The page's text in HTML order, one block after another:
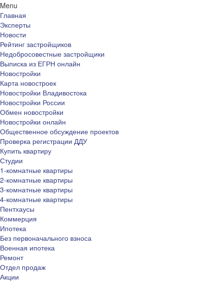
Menu
Главная
Эксперты
Новости
Рейтинг застройщиков
Недобросовестные застройщики
Выписка из ЕГРН онлайн
Новостройки
Карта новостроек
Новостройки Владивостока
Новостройки России
Обмен новостройки
Новостройки онлайн
Общественное обсуждение проектов
Проверка регистрации ДДУ
Купить квартиру
Студии
1-комнатные квартиры
2-комнатные квартиры
3-комнатные квартиры
4-комнатные квартиры
Пентхаусы
Коммерция
Ипотека
Без первоначального взноса
Военная ипотека
Ремонт
Отдел продаж
Акции